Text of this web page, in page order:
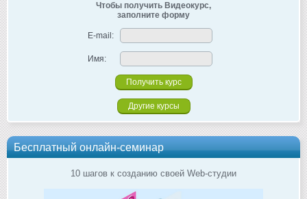
Чтобы получить Видеокурс,
заполните форму
E-mail:
Имя:
Другие курсы
Бесплатный онлайн-семинар
10 шагов к созданию своей Web-студии